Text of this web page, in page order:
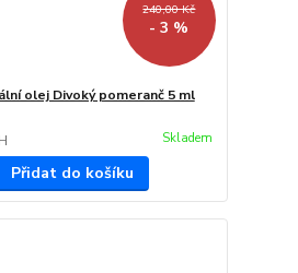
240,00 Kč
- 3 %
olej Divoký pomeranč 5 ml
Skladem
Přidat do košíku